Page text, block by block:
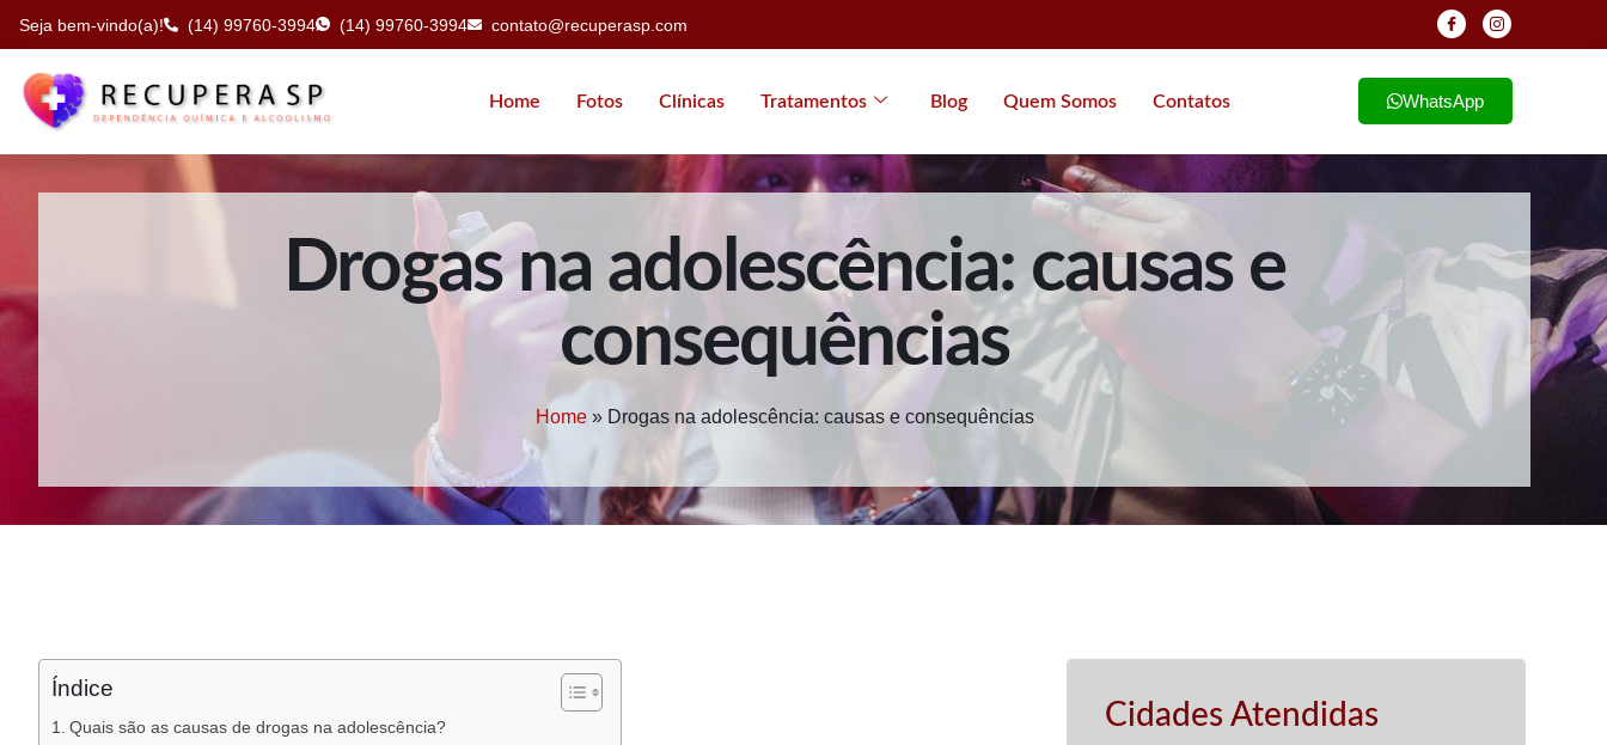
Seja bem-vindo(a)! (14) 99760-3994 (14) 99760-3994 contato@recuperasp.com
Home Fotos Clínicas Tratamentos Blog Quem Somos Contatos WhatsApp
Drogas na adolescência: causas e
consequências
Home» Drogas na adolescência: causas e consequências
Índice
Quais são as causas de drogas na adolescência?
Cidades Atendidas